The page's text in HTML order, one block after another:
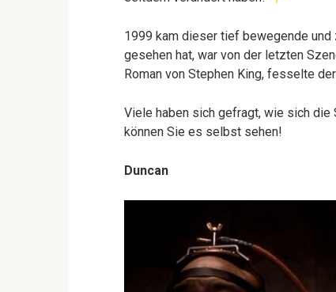
1999 kam dieser tief bewegende und
gesehen hat, war von der letzten
Roman von Stephen King, fesselte
Viele haben sich gefragt, wie sich die
können Sie es selbst sehen!
Duncan